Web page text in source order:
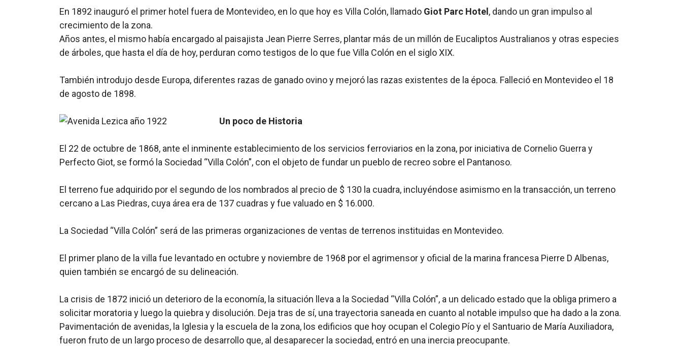
En 1892 inauguró el primer hotel fuera de Montevideo, en lo que hoy es Villa Colón, llamado Giot Parc Hotel , dando un gran impulso al
crecimiento de la zona.
Años antes, el mismo había encargado al paisajista Jean Pierre Serres, plantar más de un millón de Eucaliptos Australianos y otras especies
de árboles, que hasta el día de hoy, perduran como testigos de lo que fue Villa Colón en el siglo XIX.
También introdujo desde Europa, diferentes razas de ganado ovino y mejoró las razas existentes de la época. Falleció en Montevideo el 18
de agosto de 1898.
Un poco de Historia
El 22 de octubre de 1868, ante el inminente establecimiento de los servicios ferroviarios en la zona, por iniciativa de Cornelio Guerra y
Perfecto Giot, se formó la Sociedad “Villa Colón”, con el objeto de fundar un pueblo de recreo sobre el Pantanoso.
El terreno fue adquirido por el segundo de los nombrados al precio de $ 130 la cuadra, incluyéndose asimismo en la transacción, un terreno
cercano a Las Piedras, cuya área era de 137 cuadras y fue valuado en $ 16.000.
La Sociedad “Villa Colón” será de las primeras organizaciones de ventas de terrenos instituidas en Montevideo.
El primer plano de la villa fue levantado en octubre y noviembre de 1968 por el agrimensor y oficial de la marina francesa Pierre D Albenas,
quien también se encargó de su delineación.
La crisis de 1872 inició un deterioro de la economía, la situación lleva a la Sociedad “Villa Colón”, a un delicado estado que la obliga primero a
solicitar moratoria y luego la quiebra y disolución. Deja tras de sí, una trayectoria saneada en cuanto al notable impulso que ha dado a la zona.
Pavimentación de avenidas, la Iglesia y la escuela de la zona, los edificios que hoy ocupan el Colegio Pío y el Santuario de María Auxiliadora,
fueron fruto de un largo proceso de desarrollo que, al desaparecer la sociedad, entró en una inercia preocupante.